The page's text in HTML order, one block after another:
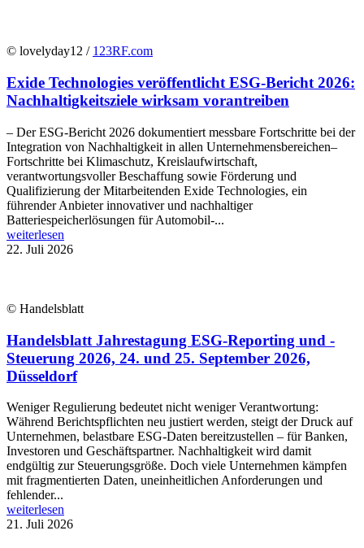
© lovelyday12 / 123RF.com
Exide Technologies veröffentlicht ESG-Bericht 2026:
Nachhaltigkeitsziele wirksam vorantreiben
– Der ESG-Bericht 2026 dokumentiert messbare Fortschritte bei der
Integration von Nachhaltigkeit in allen Unternehmensbereichen–
Fortschritte bei Klimaschutz, Kreislaufwirtschaft,
verantwortungsvoller Beschaffung sowie Förderung und
Qualifizierung der Mitarbeitenden Exide Technologies, ein
führender Anbieter innovativer und nachhaltiger
Batteriespeicherlösungen für Automobil-...
weiterlesen
22. Juli 2026
© Handelsblatt
Handelsblatt Jahrestagung ESG-Reporting und -
Steuerung 2026, 24. und 25. September 2026,
Düsseldorf
Weniger Regulierung bedeutet nicht weniger Verantwortung:
Während Berichtspflichten neu justiert werden, steigt der Druck auf
Unternehmen, belastbare ESG-Daten bereitzustellen – für Banken,
Investoren und Geschäftspartner. Nachhaltigkeit wird damit
endgültig zur Steuerungsgröße. Doch viele Unternehmen kämpfen
mit fragmentierten Daten, uneinheitlichen Anforderungen und
fehlender...
weiterlesen
21. Juli 2026